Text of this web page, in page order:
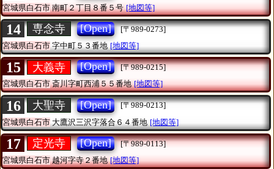
宮城県白石市南町２丁目８番５号 [地図等]
14 専念寺 [Open]
[〒989-0273]
宮城県白石市 字中町５３番地 [地図等]
15 大義寺 [Open]
[〒989-0215]
宮城県白石市斎川字町西浦５５番地 [地図等]
16 大聖寺 [Open]
[〒989-0213]
宮城県白石市 大鷹沢三沢字落合６４番地 [地図等]
17 定光寺 [Open]
[〒989-0113]
宮城県白石市越河字寺２番地 [地図等]